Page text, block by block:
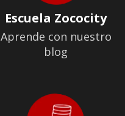
Escuela Zococity
Aprende con nuestro
blog